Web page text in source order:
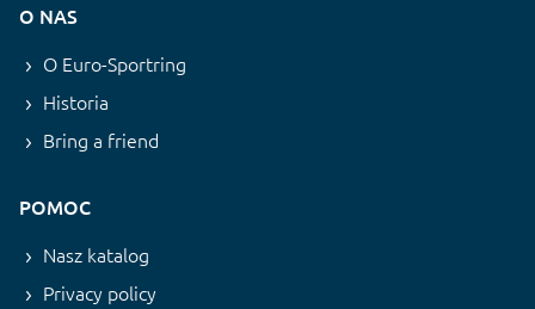
O NAS
O Euro-Sportring
Historia
Bring a friend
POMOC
Nasz katalog
Privacy policy